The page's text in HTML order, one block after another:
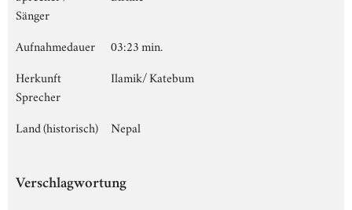
Sänger
Aufnahmedauer
03:23 min.
Herkunft
Sprecher
Ilamik/ Katebum
Land (historisch) Nepal
Verschlagwortung